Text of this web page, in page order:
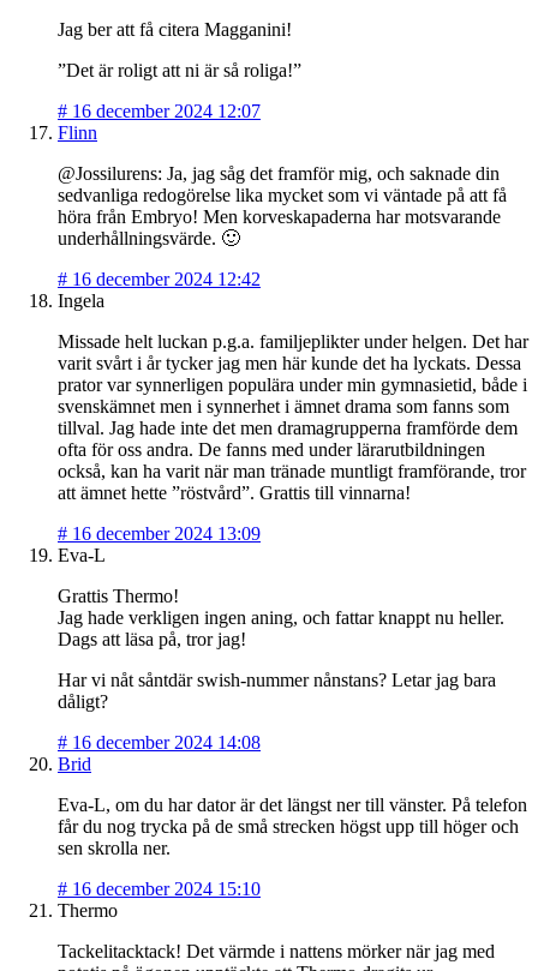
Jag ber att få citera Magganini!
”Det är roligt att ni är så roliga!”
# 16 december 2024 12:07
Flinn
@Jossilurens: Ja, jag såg det framför mig, och saknade din
sedvanliga redogörelse lika mycket som vi väntade på att få
höra från Embryo! Men korveskapaderna har motsvarande
underhållningsvärde. 🙂
# 16 december 2024 12:42
Ingela
Missade helt luckan p.g.a. familjeplikter under helgen. Det har
varit svårt i år tycker jag men här kunde det ha lyckats. Dessa
prator var synnerligen populära under min gymnasietid, både i
svenskämnet men i synnerhet i ämnet drama som fanns som
tillval. Jag hade inte det men dramagrupperna framförde dem
ofta för oss andra. De fanns med under lärarutbildningen
också, kan ha varit när man tränade muntligt framförande, tror
att ämnet hette ”röstvård”. Grattis till vinnarna!
# 16 december 2024 13:09
Eva-L
Grattis Thermo!
Jag hade verkligen ingen aning, och fattar knappt nu heller.
Dags att läsa på, tror jag!
Har vi nåt såntdär swish-nummer nånstans? Letar jag bara
dåligt?
# 16 december 2024 14:08
Brid
Eva-L, om du har dator är det längst ner till vänster. På telefon
får du nog trycka på de små strecken högst upp till höger och
sen skrolla ner.
# 16 december 2024 15:10
Thermo
Tackelitacktack! Det värmde i nattens mörker när jag med